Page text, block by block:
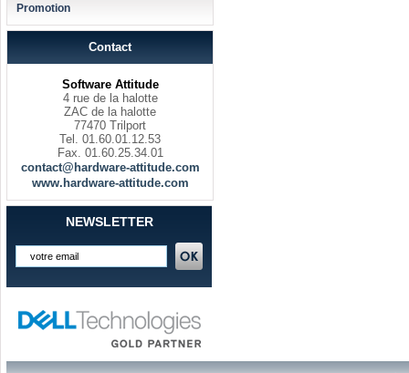
Promotion
Contact
Software Attitude
4 rue de la halotte
ZAC de la halotte
77470 Trilport
Tel. 01.60.01.12.53
Fax. 01.60.25.34.01
contact@hardware-attitude.com
www.hardware-attitude.com
NEWSLETTER